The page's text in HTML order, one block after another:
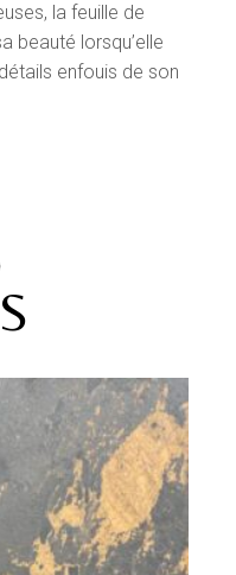
la feuille de
beauté lorsqu’elle
enfouis de son